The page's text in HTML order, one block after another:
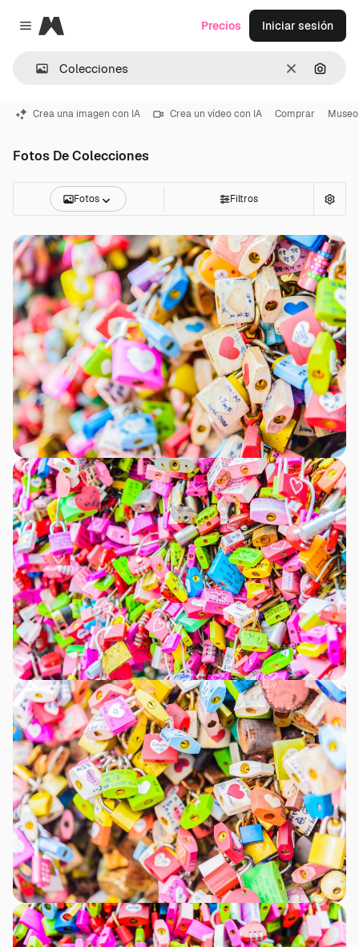
Close menu
Magnific
Borrar
Precios Iniciar sesión
Crea una imagen con IA Crea un vídeo con IA Comprar Museo
Fotos De Colecciones
Fotos Filtros